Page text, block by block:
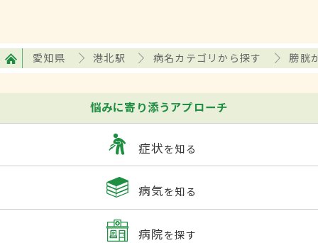
愛知県 港北駅 病名カテゴリから探す 膀胱
悩みに寄り添うアプローチ
症状を知る
病気を知る
病院を探す